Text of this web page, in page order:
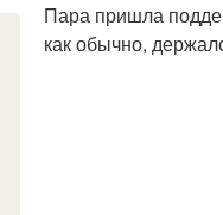
Пара пришла
как обычно,